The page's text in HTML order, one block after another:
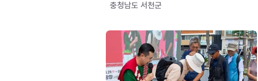
충청남도 서천군